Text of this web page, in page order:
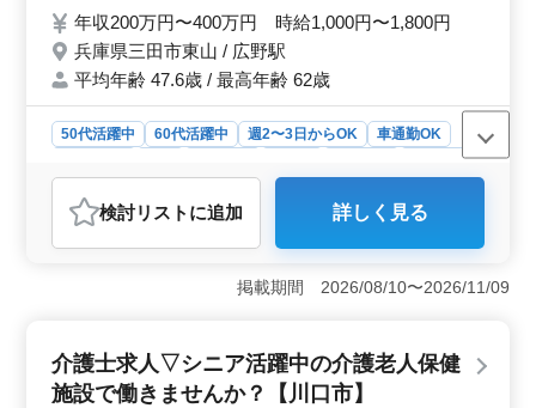
ミ まずはお気軽にお問い合わせください
♬♬
年収200万円〜400万円 時給1,000円〜1,800円
兵庫県三田市東山 / 広野駅
平均年齢 47.6歳 / 最高年齢 62歳
50代活躍中 60代活躍中 週2〜3日からOK
車通勤OK
派遣社員
介護福祉士・介護スタッフ
おすすめポイント
＜充実の業務内容＞ 入浴介助、食事介助、見まもり、
リハビリテーションサポートなど幅広い業務を通じて利
用者の生活をサポートします。利用者とのコミュニケー
ど働きやすい環境が整っています。週休2日制や長期勤務
が可能であり、仕事とプライベートを両立したい方にお
検討リスト に追加 詳しく見る
掲載期間 2026/08/10〜2026/11/09
介護士求人▽シニア活躍中の介護老人保健
施設で働きませんか？【川口市】